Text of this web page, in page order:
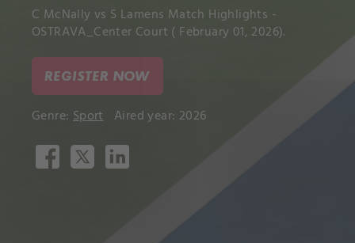
C McNally vs S Lamens Match Highlights -
OSTRAVA_Center Court ( February 01, 2026).
REGISTER NOW
Genre: Sport Aired year: 2026